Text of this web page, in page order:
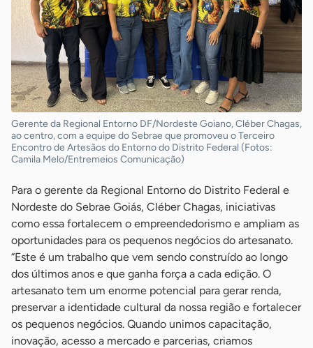
Gerente da Regional Entorno DF/Nordeste Goiano, Cléber Chagas,
ao centro, com a equipe do Sebrae que promoveu o Terceiro
Encontro de Artesãos do Entorno do Distrito Federal (Fotos:
Camila Melo/Entremeios Comunicação)
Para o gerente da Regional Entorno do Distrito Federal e
Nordeste do Sebrae Goiás, Cléber Chagas, iniciativas
como essa fortalecem o empreendedorismo e ampliam as
oportunidades para os pequenos negócios do artesanato.
“Este é um trabalho que vem sendo construído ao longo
dos últimos anos e que ganha força a cada edição. O
artesanato tem um enorme potencial para gerar renda,
preservar a identidade cultural da nossa região e fortalecer
os pequenos negócios. Quando unimos capacitação,
inovação, acesso a mercado e parcerias, criamos